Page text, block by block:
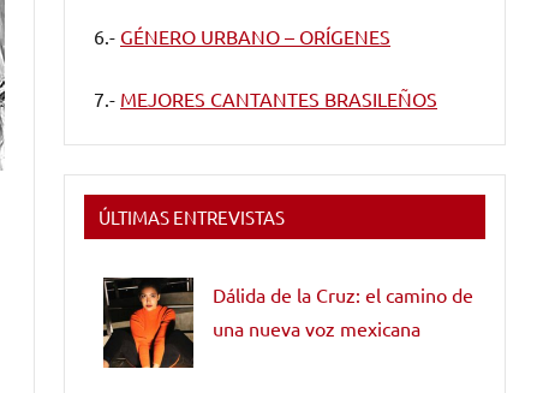
6.- GÉNERO URBANO – ORÍGENES
7.- MEJORES CANTANTES BRASILEÑOS
ÚLTIMAS ENTREVISTAS
Dálida de la Cruz: el camino de
una nueva voz mexicana